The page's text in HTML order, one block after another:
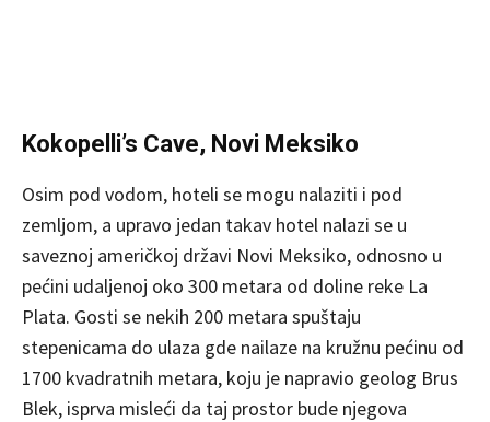
Kokopelli’s Cave, Novi Meksiko
Osim pod vodom, hoteli se mogu nalaziti i pod
zemljom, a upravo jedan takav hotel nalazi se u
saveznoj američkoj državi Novi Meksiko, odnosno u
pećini udaljenoj oko 300 metara od doline reke La
Plata. Gosti se nekih 200 metara spuštaju
stepenicama do ulaza gde nailaze na kružnu pećinu od
1700 kvadratnih metara, koju je napravio geolog Brus
Blek, isprva misleći da taj prostor bude njegova